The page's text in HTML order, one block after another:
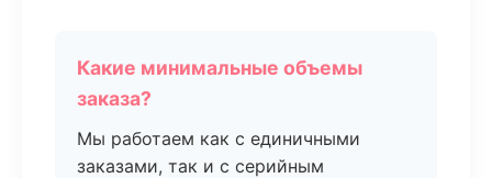
Какие минимальные объемы
заказа?
Мы работаем как с единичными
заказами, так и с серийным